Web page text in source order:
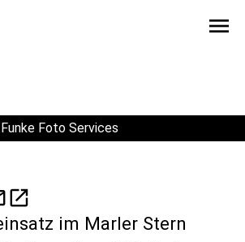
menu
Foto Services
open_in_new
im Marler Stern